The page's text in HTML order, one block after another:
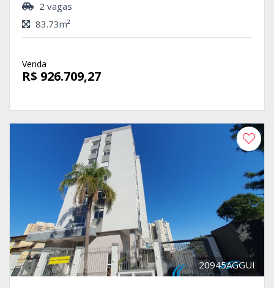
2 vagas
83.73m²
Venda
R$ 926.709,27
20945AGGUI